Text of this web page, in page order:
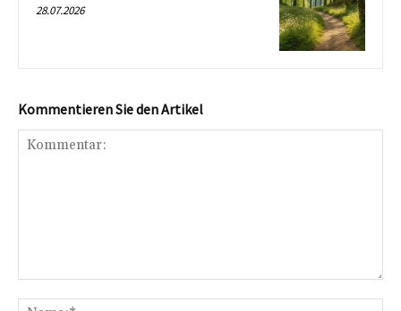
28.07.2026
Kommentieren Sie den Artikel